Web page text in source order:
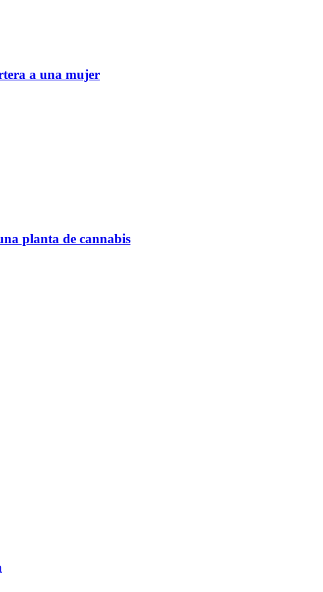
a una mujer
planta de cannabis